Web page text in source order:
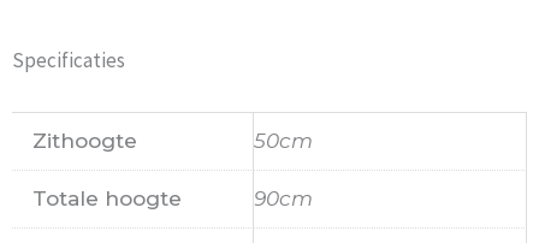
Specificaties
Zithoogte 50cm
Totale hoogte 90cm